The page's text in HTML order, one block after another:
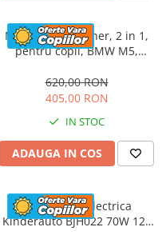
Masinuta cu maner, 2 in 1,
pentru copii, BMW M5,
620,00 RON
405,00 RON
IN STOC
ADAUGA IN COS
Motocicleta electrica
Kinderauto BJH022 70W 12V